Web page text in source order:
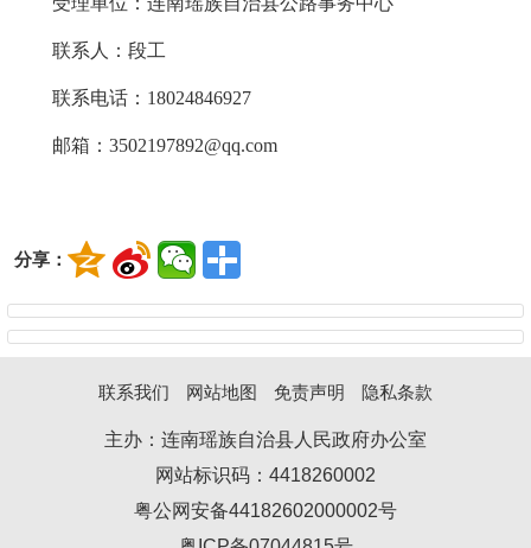
联系人： 段工
联系电话： 18024846927
邮箱： 3502197892@qq.com
分享：
联系我们 网站地图 免责声明 隐私条款
主办：连南瑶族自治县人民政府办公室
网站标识码：4418260002
粤公网安备44182602000002号